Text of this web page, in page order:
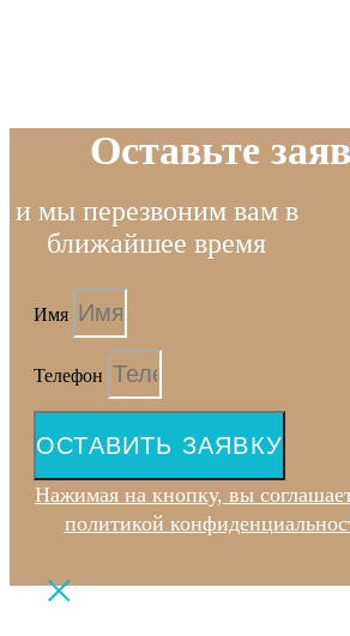
Оставьте
и мы перезвоним вам в
ближайшее время
Имя
Телефон
ОСТАВИТЬ ЗАЯВКУ
Нажимая на кнопку, вы
политикой